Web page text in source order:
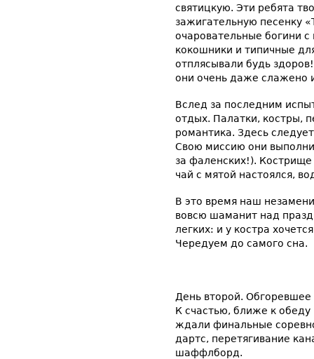
святицкую. Эти ребята
зажигательную песенку
очаровательные богини
кокошники и типичные
отплясывали будь
они очень даже слажено
Вслед за последним
отдых. Палатки, костры,
романтика. Здесь
Свою миссию они
за фаленских!).
чай с мятой настоялся,
В это время наш
вовсю шаманит над
легких: и у костра
Чередуем до самого сна.
День второй.
К счастью, ближе к обеду
ждали финальные
дартс, перетягивание
шаффлборд.